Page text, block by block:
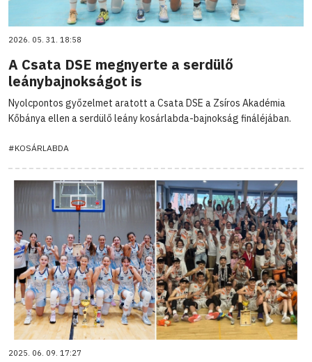
2026. 05. 31. 18:58
A Csata DSE megnyerte a serdülő
leánybajnokságot is
Nyolcpontos győzelmet aratott a Csata DSE a Zsíros Akadémia
Kőbánya ellen a serdülő leány kosárlabda-bajnokság fináléjában.
#KOSÁRLABDA
2025. 06. 09. 17:27